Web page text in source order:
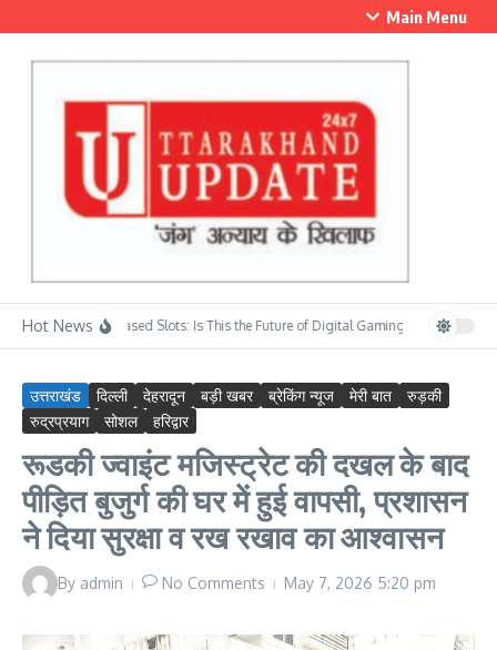
Main Menu
Hot NewsSkill-Based Slots: Is This the Future of Digital Gaming? सावन के
उत्तराखंड दिल्ली देहरादून बड़ी खबर ब्रेकिंग न्यूज मेरी बात
रुड़की
रुद्रप्रयाग
सोशल हरिद्वार
रूडकी ज्वाइंट मजिस्ट्रेट की दखल के बाद
पीड़ित बुजुर्ग की घर में हुई वापसी, प्रशासन
ने दिया सुरक्षा व रख रखाव का आश्वासन
By admin No Comments May 7, 2026 5:20 pm